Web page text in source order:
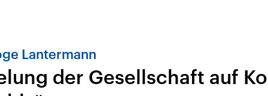
Beiträge,
Nahostkonflikt
Iran
Lantermann
der Gesellschaft auf